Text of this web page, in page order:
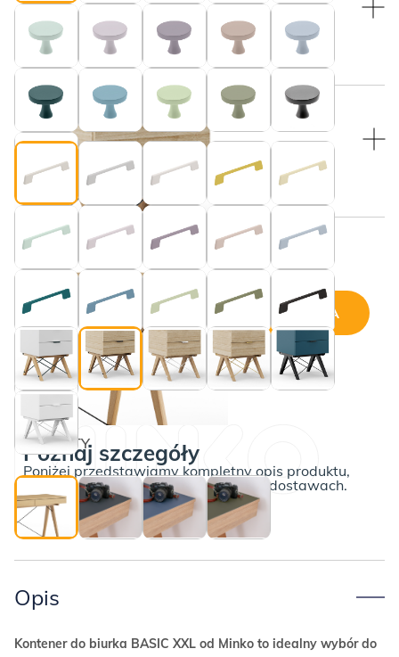
Beżowy (pasuje do blatu w kolorze “Kaszmir”)
Dębowe nogi i czarne druciki
Dębowe nogi i czarne druciki
OPCJONALNA POWIERZCHNIA SOFTY NA GÓRNYM BLACIE
(LINOLEUM MEBLOWE)
BEZ SOFTY
BEZ SOFTY
Cena wybranej konfiguracji:
ilość
Kontener
BASIC
XXL
DODAJ DO KOSZYKA
Poznaj szczegóły
Poniżej przedstawiamy kompletny opis produktu,
wraz z informacjami o płatnościach i dostawach.
Opis
Kontener do biurka BASIC XXL od Minko to idealny wybór do